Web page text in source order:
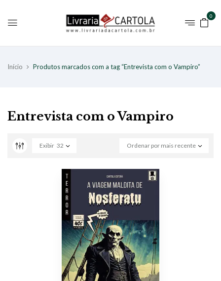
0
Início Produtos marcados com a tag “Entrevista com o Vampiro”
Entrevista com o Vampiro
Ordenar por mais recente
Exibir 32